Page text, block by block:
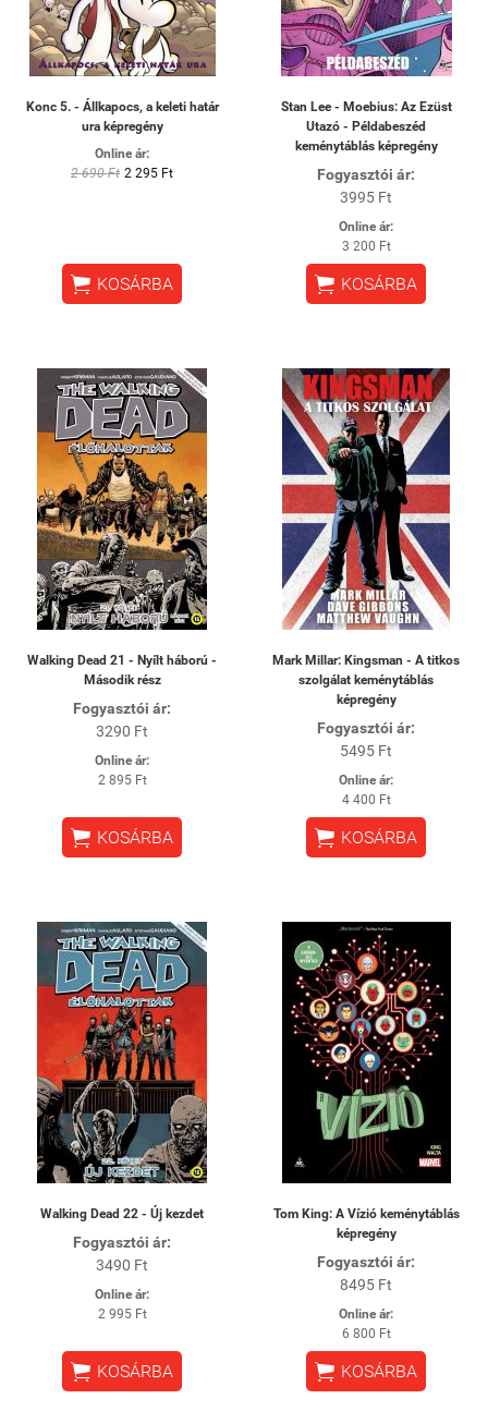
Konc 5. - Állkapocs, a keleti határ
ura képregény
Online ár:
2 690 Ft 2 295 Ft
 KOSÁRBA
Stan Lee - Moebius: Az Ezüst
Utazó - Példabeszéd
keménytáblás képregény
Fogyasztói ár:
3995 Ft
Online ár:
3 200 Ft
 KOSÁRBA
Walking Dead 21 - Nyílt háború -
Második rész
Fogyasztói ár:
3290 Ft
Online ár:
2 895 Ft
 KOSÁRBA
Mark Millar: Kingsman - A titkos
szolgálat keménytáblás
képregény
Fogyasztói ár:
5495 Ft
Online ár:
4 400 Ft
 KOSÁRBA
Walking Dead 22 - Új kezdet
Fogyasztói ár:
3490 Ft
Online ár:
2 995 Ft
 KOSÁRBA
Tom King: A Vízió keménytáblás
képregény
Fogyasztói ár:
8495 Ft
Online ár:
6 800 Ft
 KOSÁRBA